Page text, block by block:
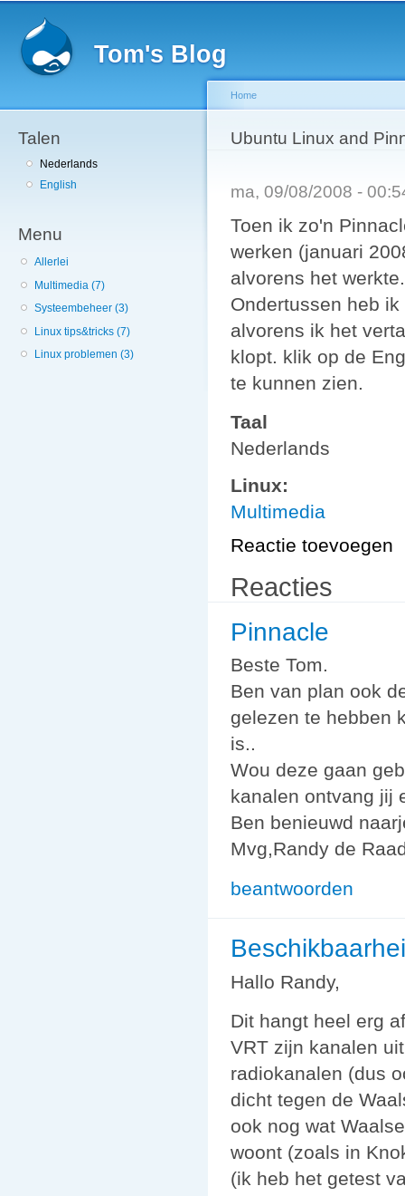
Tom's Blog
Talen
Nederlands
English
Menu
Allerlei
Multimedia (7)
Systeembeheer (3)
Linux tips&tricks (7)
Linux problemen (3)
You are here
Home
Ubuntu Linux and
ma, 09/08/2008 -
Toen ik zo'n
werken (januari
alvorens het
Ondertussen heb
alvorens ik het
klopt. klik op de
te kunnen zien.
Taal
Nederlands
Linux:
Multimedia
Reactie toevoegen
Reacties
Pinnacle
Beste Tom.
Ben van plan ook
gelezen te hebben
is..
Wou deze gaan
kanalen ontvang jij
Ben benieuwd
Mvg,Randy de
beantwoorden
Hallo Randy,
Dit hangt heel erg
VRT zijn kanalen
radiokanalen (dus
dicht tegen de
ook nog wat
woont (zoals in
(ik heb het getest